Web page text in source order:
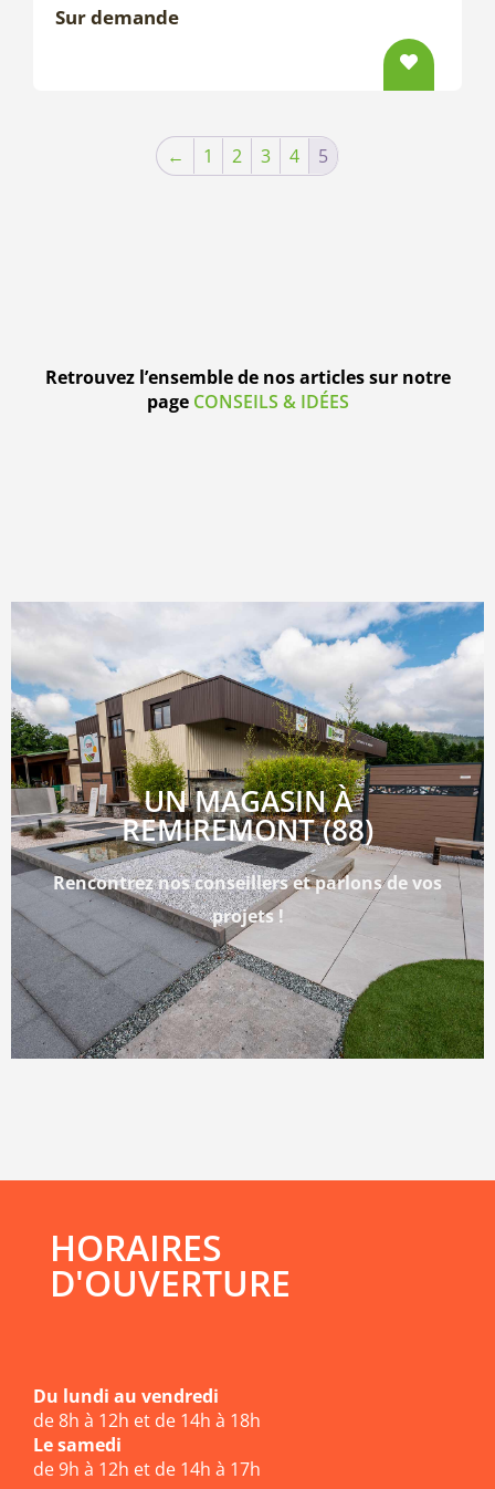
Sur demande
← 1 2 3 4 5
Retrouvez l’ensemble de nos articles sur notre
page CONSEILS & IDÉES
UN MAGASIN À
REMIREMONT (88)
Rencontrez nos conseillers et parlons de vos
projets !
HORAIRES
D'OUVERTURE
Du lundi au vendredi
de 8h à 12h et de 14h à 18h
Le samedi
de 9h à 12h et de 14h à 17h